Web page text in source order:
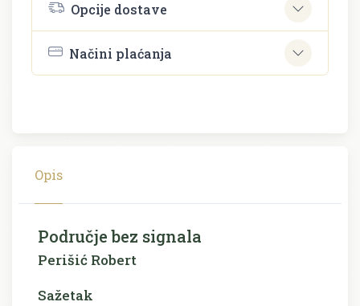
Opcije dostave
Načini plaćanja
Opis
Područje bez signala
Perišić Robert
Sažetak